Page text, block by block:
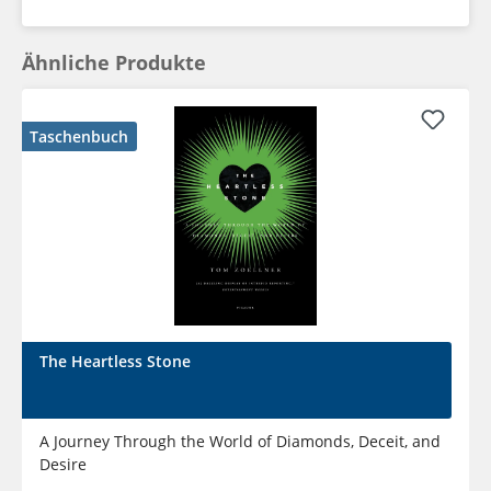
Ähnliche Produkte
Taschenbuch
The Heartless Stone
A Journey Through the World of Diamonds, Deceit, and
Desire